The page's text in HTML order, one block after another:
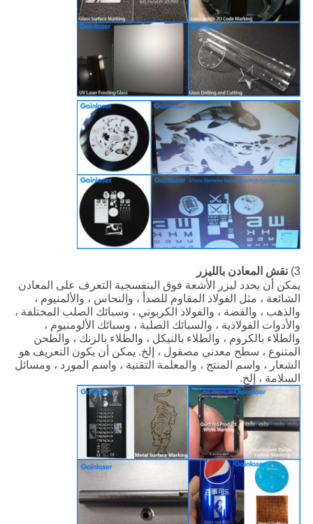
3) نقش المعادن بالليزر
يمكن أن يحدد ليزر الأشعة فوق البنفسجية التعرف على المعادن
الشائعة ، مثل الفولاذ المقاوم للصدأ ، والنحاس ، والألمنيوم ،
والذهب ، والفضة ، والفولاذ الكربوني ، وسبائك الصلب المختلفة ،
والأدوات الفولاذية ، والسبائك الصلبة ، وسبائك الألومنيوم ،
والطلاء بالكروم ، والطلاء بالنيكل ، والطلاء بالزنك ، والطحن
المتنوع ، سطح معدني مصقول ، إلخ. يمكن أن يكون التعريف هو
الشعار ، واسم المنتج ، والمعلمة التقنية ، واسم المورد ، ومسائل
السلامة ، إلخ.